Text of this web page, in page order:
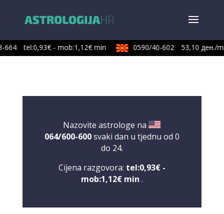
664 tel:0,93€ - mob:1,12€ min 0590/40-602 53,10 ден./
Nazovite astrologe na
064/600-600svaki dan u tjednu od 0
do 24.
Cijena razgovora: tel:0,93€ -
mob:1,12€ min .